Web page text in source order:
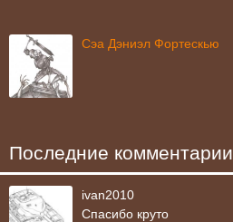
Сэа Дэниэл Фортескью
Последние комментарии
ivan2010
Спасибо круто